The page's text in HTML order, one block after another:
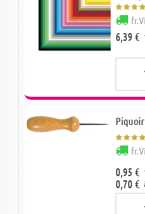
6,39 €
0,95 €
0,70 €